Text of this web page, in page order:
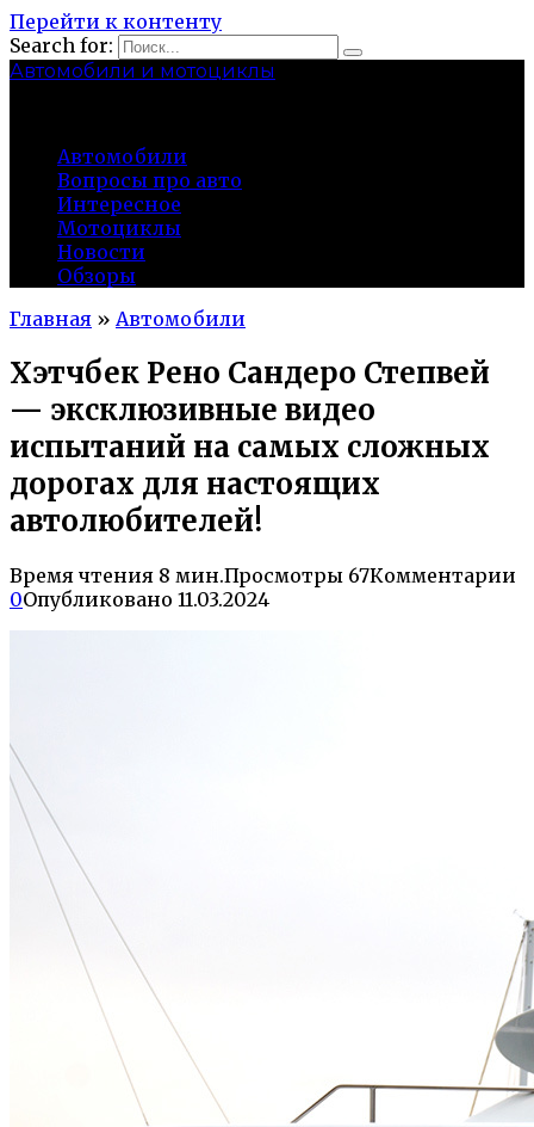
Перейти к контенту
Search for:
Автомобили и мотоциклы
Автомобили
Вопросы про авто
Интересное
Мотоциклы
Новости
Обзоры
Главная » Автомобили
Хэтчбек Рено Сандеро Степвей
— эксклюзивные видео
испытаний на самых сложных
дорогах для настоящих
автолюбителей!
Время чтения 8 мин.Просмотры 67Комментарии
0Опубликовано 11.03.2024